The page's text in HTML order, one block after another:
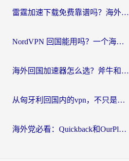
雷霆加速下载免费靠谱吗？海外党选回国加速器的避坑指南（附热门工具对比）
NordVPN 回国能用吗？一个海外用户必须面对的真实困境
海外回国加速器怎么选？斧牛和海龟哪个好？一篇帮你避开坑的实用指南
从匈牙利回国内的vpn，不只是为了刷剧那么简单
海外党必看：Quickback和OurPlay好用吗？3分钟选对回国加速器，无缝刷剧玩游戏